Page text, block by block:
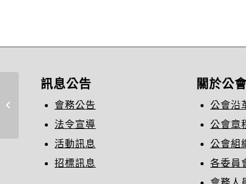
訊息公告
會務公告
法令宣導
活動訊息
招標訊息
關於公
公會沿
公會章
公會組
各委員
「111年度智慧綠建築專業人員教育
訓練課程」